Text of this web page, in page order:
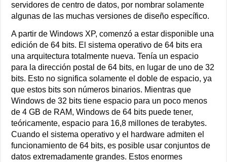
servidores de centro de datos, por nombrar solamente
algunas de las muchas versiones de diseño específico.
A partir de Windows XP, comenzó a estar disponible una
edición de 64 bits. El sistema operativo de 64 bits era
una arquitectura totalmente nueva. Tenía un espacio
para la dirección postal de 64 bits, en lugar de uno de 32
bits. Esto no significa solamente el doble de espacio, ya
que estos bits son números binarios. Mientras que
Windows de 32 bits tiene espacio para un poco menos
de 4 GB de RAM, Windows de 64 bits puede tener,
teóricamente, espacio para 16,8 millones de terabytes.
Cuando el sistema operativo y el hardware admiten el
funcionamiento de 64 bits, es posible usar conjuntos de
datos extremadamente grandes. Estos enormes